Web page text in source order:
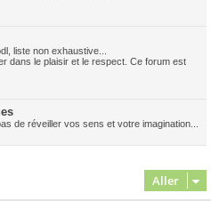
liste non exhaustive...
dans le plaisir et le respect. Ce forum est
de réveiller vos sens et votre imagination...
Aller